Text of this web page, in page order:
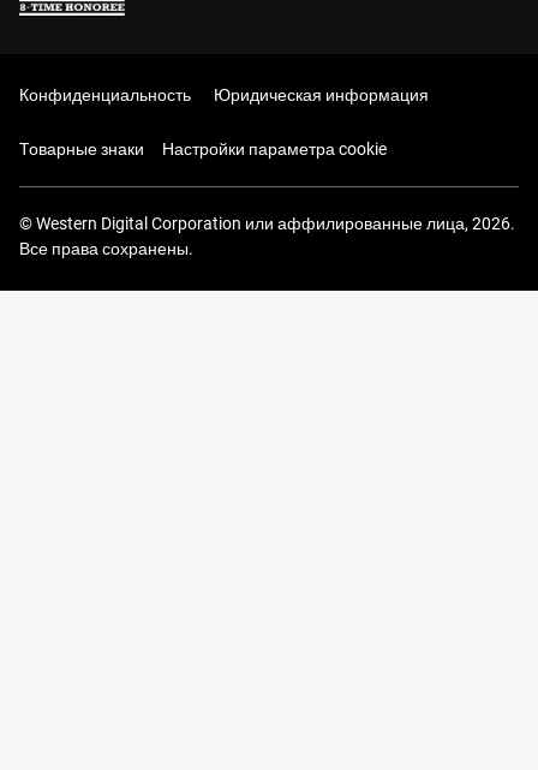
Конфиденциальность Юридическая информация
Товарные знаки Настройки параметра cookie
© Western Digital Corporation или аффилированные лица, 2026.
Все права сохранены.